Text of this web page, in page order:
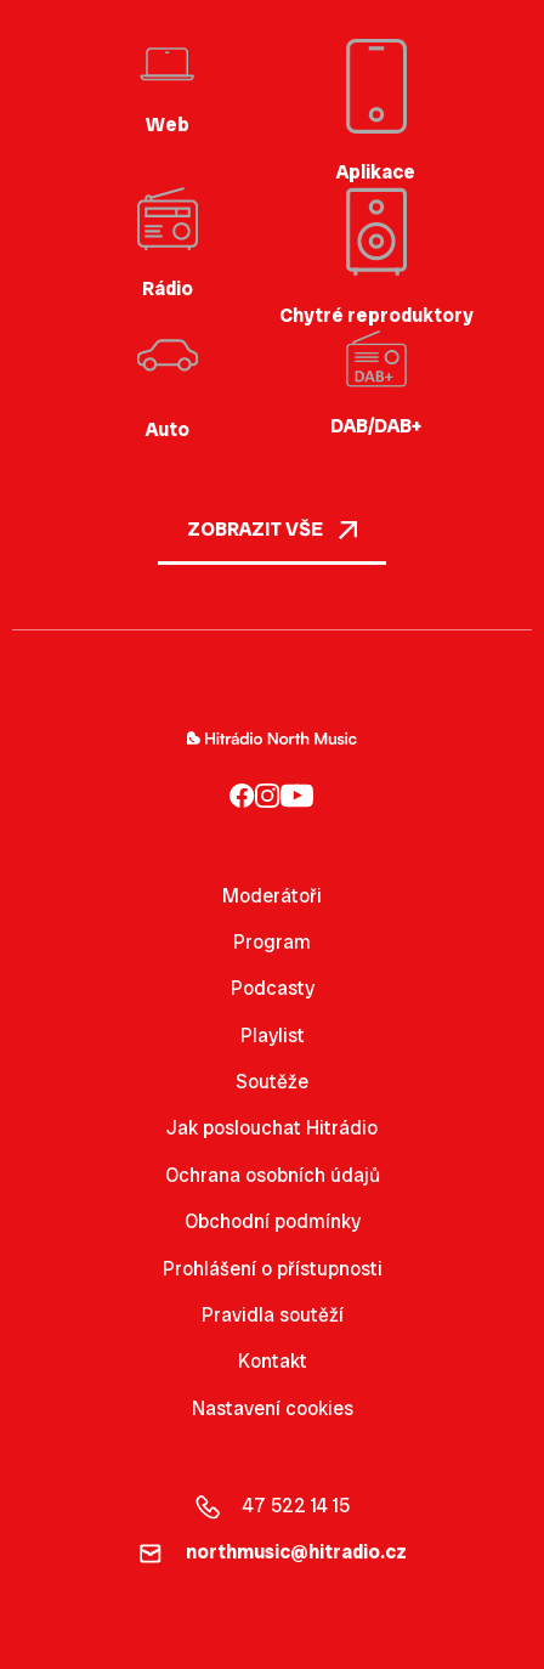
Web
Aplikace
Rádio
Chytré reproduktory
Auto DAB/DAB+
ZOBRAZIT VŠE
Moderátoři
Program
Podcasty
Playlist
Soutěže
Jak poslouchat Hitrádio
Ochrana osobních údajů
Obchodní podmínky
Prohlášení o přístupnosti
Pravidla soutěží
Kontakt
Nastavení cookies
47 522 14 15
northmusic@hitradio.cz